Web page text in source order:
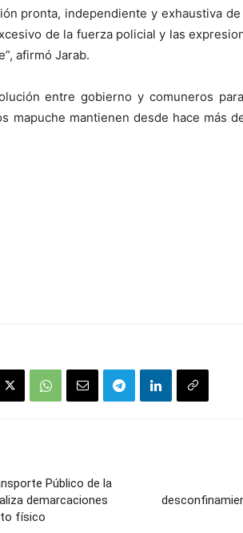
pronta, independiente y exhaustiva
de la fuerza policial y las
afirmó Jarab.
entre gobierno y comuneros
mapuche mantienen desde hace más
Público de la
demarcaciones
físico